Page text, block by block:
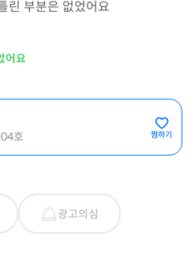
린 부분은 없었어요
어요
호 찜하기
광고의심